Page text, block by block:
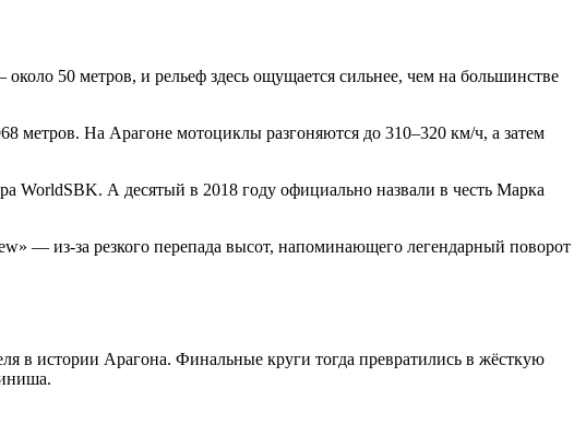
50 метров, и рельеф здесь ощущается сильнее, чем на большинстве
На Арагоне мотоциклы разгоняются до 310–320 км/ч, а затем
WorldSBK. А десятый в 2018 году официально назвали в честь Марка
— из-за резкого перепада высот, напоминающего легендарный поворот
в истории Арагона. Финальные круги тогда превратились в жёсткую